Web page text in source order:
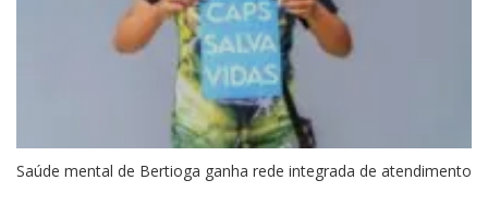
Saúde mental de Bertioga ganha rede integrada de atendimento